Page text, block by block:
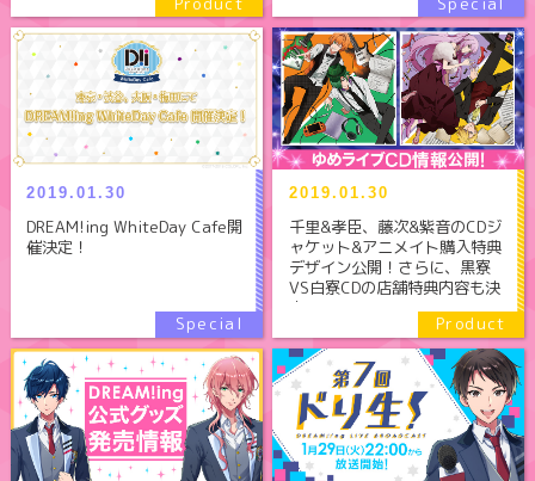
2019.01.30
DREAM!ing WhiteDay Cafe開
催決定！
2019.01.30
千里&孝臣、藤次&紫音のCDジ
ャケット&アニメイト購入特典
デザイン公開！さらに、黒寮
VS白寮CDの店舗特典内容も決
定！